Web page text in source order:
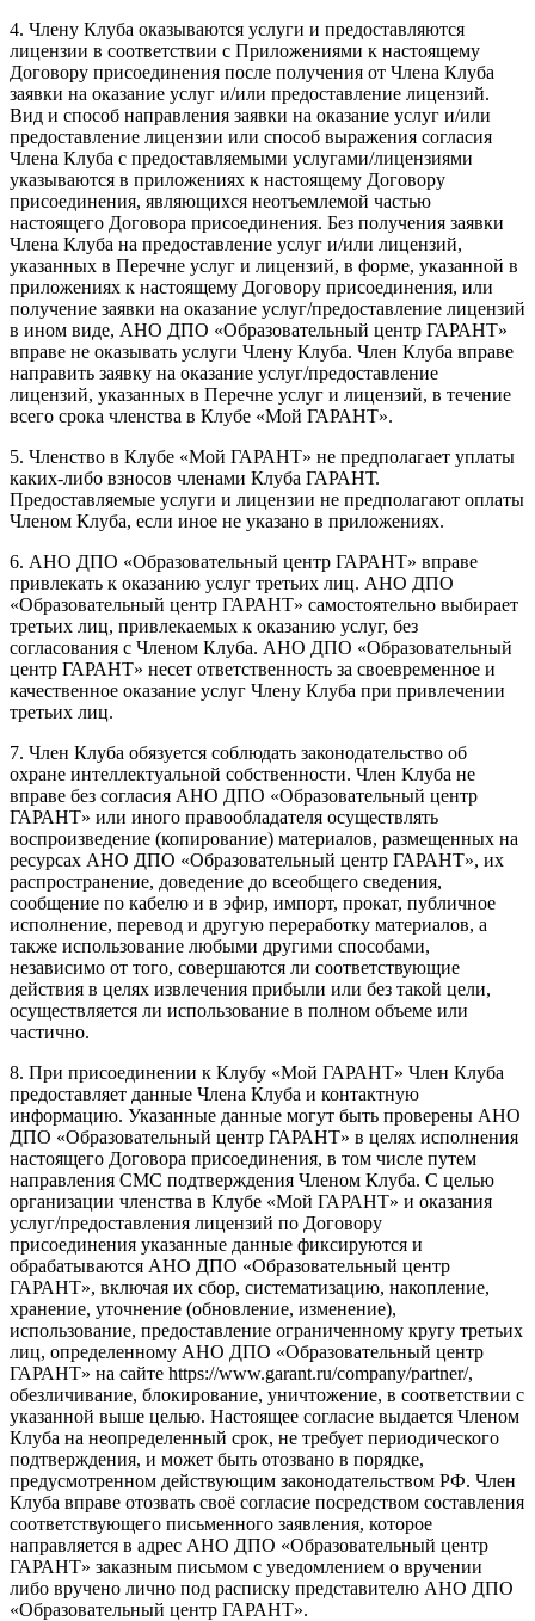
4. Члену Клуба оказываются услуги и предоставляются
лицензии в соответствии с Приложениями к настоящему
Договору присоединения после получения от Члена Клуба
заявки на оказание услуг и/или предоставление лицензий.
Вид и способ направления заявки на оказание услуг и/или
предоставление лицензии или способ выражения согласия
Члена Клуба с предоставляемыми услугами/лицензиями
указываются в приложениях к настоящему Договору
присоединения, являющихся неотъемлемой частью
настоящего Договора присоединения. Без получения заявки
Члена Клуба на предоставление услуг и/или лицензий,
указанных в Перечне услуг и лицензий, в форме, указанной в
приложениях к настоящему Договору присоединения, или
получение заявки на оказание услуг/предоставление лицензий
в ином виде, АНО ДПО «Образовательный центр ГАРАНТ»
вправе не оказывать услуги Члену Клуба. Член Клуба вправе
направить заявку на оказание услуг/предоставление
лицензий, указанных в Перечне услуг и лицензий, в течение
всего срока членства в Клубе «Мой ГАРАНТ».
5. Членство в Клубе «Мой ГАРАНТ» не предполагает уплаты
каких-либо взносов членами Клуба ГАРАНТ.
Предоставляемые услуги и лицензии не предполагают оплаты
Членом Клуба, если иное не указано в приложениях.
6. АНО ДПО «Образовательный центр ГАРАНТ» вправе
привлекать к оказанию услуг третьих лиц. АНО ДПО
«Образовательный центр ГАРАНТ» самостоятельно выбирает
третьих лиц, привлекаемых к оказанию услуг, без
согласования с Членом Клуба. АНО ДПО «Образовательный
центр ГАРАНТ» несет ответственность за своевременное и
качественное оказание услуг Члену Клуба при привлечении
третьих лиц.
7. Член Клуба обязуется соблюдать законодательство об
охране интеллектуальной собственности. Член Клуба не
вправе без согласия АНО ДПО «Образовательный центр
ГАРАНТ» или иного правообладателя осуществлять
воспроизведение (копирование) материалов, размещенных на
ресурсах АНО ДПО «Образовательный центр ГАРАНТ», их
распространение, доведение до всеобщего сведения,
сообщение по кабелю и в эфир, импорт, прокат, публичное
исполнение, перевод и другую переработку материалов, а
также использование любыми другими способами,
независимо от того, совершаются ли соответствующие
действия в целях извлечения прибыли или без такой цели,
осуществляется ли использование в полном объеме или
частично.
8. При присоединении к Клубу «Мой ГАРАНТ» Член Клуба
предоставляет данные Члена Клуба и контактную
информацию. Указанные данные могут быть проверены АНО
ДПО «Образовательный центр ГАРАНТ» в целях исполнения
настоящего Договора присоединения, в том числе путем
направления СМС подтверждения Членом Клуба. С целью
организации членства в Клубе «Мой ГАРАНТ» и оказания
услуг/предоставления лицензий по Договору
присоединения указанные данные фиксируются и
обрабатываются АНО ДПО «Образовательный центр
ГАРАНТ», включая их сбор, систематизацию, накопление,
хранение, уточнение (обновление, изменение),
использование, предоставление ограниченному кругу третьих
лиц, определенному АНО ДПО «Образовательный центр
ГАРАНТ» на сайте https://www.garant.ru/company/partner/,
обезличивание, блокирование, уничтожение, в соответствии с
указанной выше целью. Настоящее согласие выдается Членом
Клуба на неопределенный срок, не требует периодического
подтверждения, и может быть отозвано в порядке,
предусмотренном действующим законодательством РФ. Член
Клуба вправе отозвать своё согласие посредством составления
соответствующего письменного заявления, которое
направляется в адрес АНО ДПО «Образовательный центр
ГАРАНТ» заказным письмом с уведомлением о вручении
либо вручено лично под расписку представителю АНО ДПО
«Образовательный центр ГАРАНТ».